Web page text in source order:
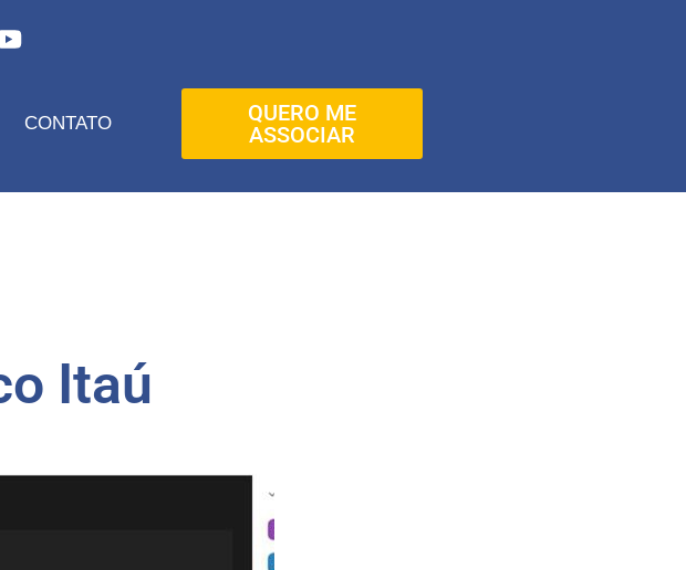
CONTATO
QUERO ME
ASSOCIAR
Itaú